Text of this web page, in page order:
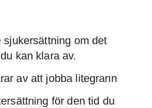
sjukersättning om det
kan klara av.
av att jobba litegrann
för den tid du